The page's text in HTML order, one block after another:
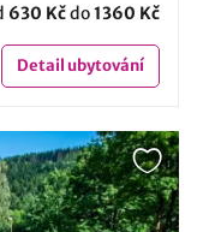
630 Kčdo1360 Kč
Detailubytování